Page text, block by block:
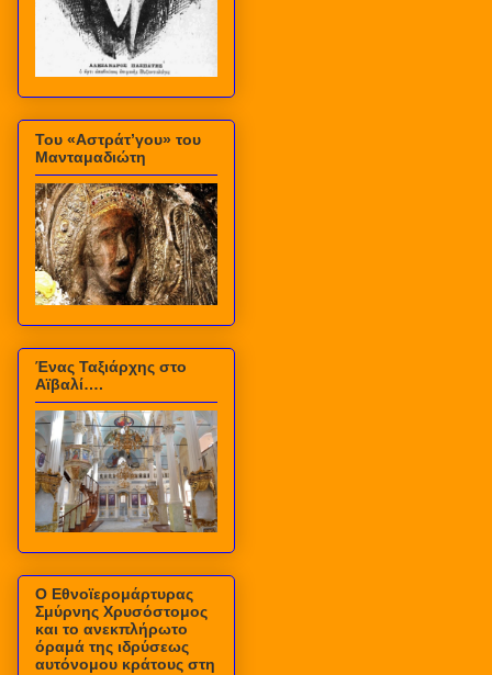
Του «Αστράτ’γου» του
Μανταμαδιώτη
Ένας Ταξιάρχης στο
Αϊβαλί….
Ο Εθνοϊερομάρτυρας
Σμύρνης Χρυσόστομος
και το ανεκπλήρωτο
όραμά της ιδρύσεως
αυτόνομου κράτους στη